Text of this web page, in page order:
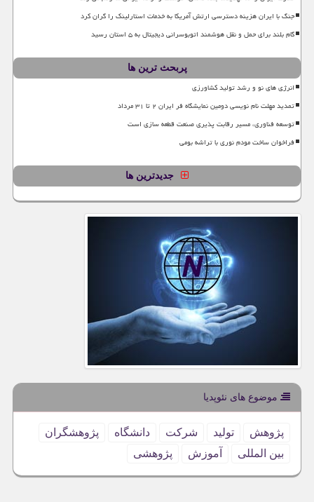
جنگ با ایران هزینه دسترسی ارتش آمریکا به خدمات استارلینک را گران کرد
گام بلند برای حمل و نقل هوشمند اتوبوسرانی دیجیتال به ۵ استان رسید
پربحث ترین ها
انرژی های نو و رشد تولید کشاورزی
تمدید مهلت نام نویسی دومین نمایشگاه فر ایران ۲ تا ۳۱ مرداد
توسعه فناوری، مسیر رقابت پذیری صنعت قطعه سازی است
فراخوان ساخت مودم نوری با تراشه بومی
جدیدترین ها
موضوع های نئوپدیا
پژوهش تولید شركت دانشگاه
پژوهشگران
بین المللی
آموزش پژوهشی